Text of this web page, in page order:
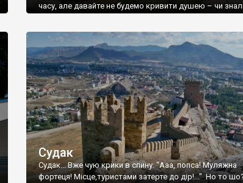
часу, але давайте не будемо кривити душею – чи
Судак
Судак... Вже чую крики в спину: "Ааа, попса! Муляжна
фортеця! Місце,туристами затерте до дір!..." Но то